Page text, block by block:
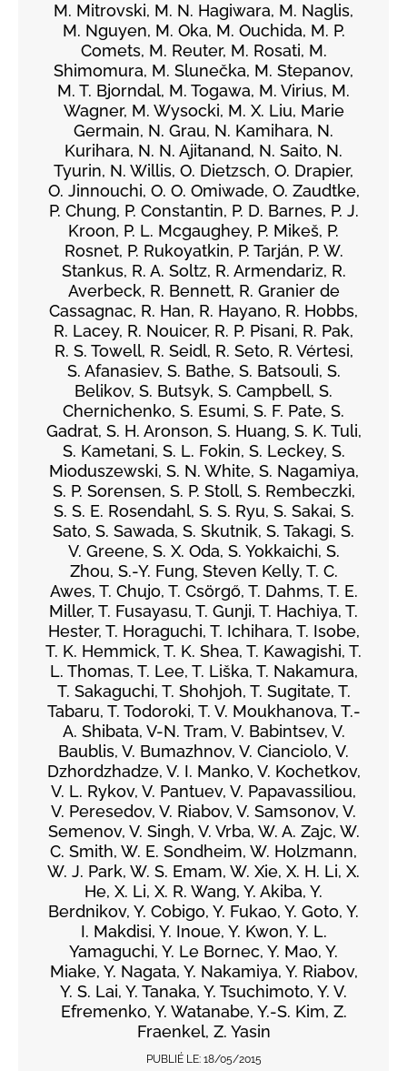
M. Mitrovski, M. N. Hagiwara, M. Naglis,
M. Nguyen, M. Oka, M. Ouchida, M. P.
Comets, M. Reuter, M. Rosati, M.
Shimomura, M. Slunečka, M. Stepanov,
M. T. Bjorndal, M. Togawa, M. Virius, M.
Wagner, M. Wysocki, M. X. Liu, Marie
Germain, N. Grau, N. Kamihara, N.
Kurihara, N. N. Ajitanand, N. Saito, N.
Tyurin, N. Willis, O. Dietzsch, O. Drapier,
O. Jinnouchi, O. O. Omiwade, O. Zaudtke,
P. Chung, P. Constantin, P. D. Barnes, P. J.
Kroon, P. L. Mcgaughey, P. Mikeš, P.
Rosnet, P. Rukoyatkin, P. Tarján, P. W.
Stankus, R. A. Soltz, R. Armendariz, R.
Averbeck, R. Bennett, R. Granier de
Cassagnac, R. Han, R. Hayano, R. Hobbs,
R. Lacey, R. Nouicer, R. P. Pisani, R. Pak,
R. S. Towell, R. Seidl, R. Seto, R. Vértesi,
S. Afanasiev, S. Bathe, S. Batsouli, S.
Belikov, S. Butsyk, S. Campbell, S.
Chernichenko, S. Esumi, S. F. Pate, S.
Gadrat, S. H. Aronson, S. Huang, S. K. Tuli,
S. Kametani, S. L. Fokin, S. Leckey, S.
Mioduszewski, S. N. White, S. Nagamiya,
S. P. Sorensen, S. P. Stoll, S. Rembeczki,
S. S. E. Rosendahl, S. S. Ryu, S. Sakai, S.
Sato, S. Sawada, S. Skutnik, S. Takagi, S.
V. Greene, S. X. Oda, S. Yokkaichi, S.
Zhou, S.-Y. Fung, Steven Kelly, T. C.
Awes, T. Chujo, T. Csörgő, T. Dahms, T. E.
Miller, T. Fusayasu, T. Gunji, T. Hachiya, T.
Hester, T. Horaguchi, T. Ichihara, T. Isobe,
T. K. Hemmick, T. K. Shea, T. Kawagishi, T.
L. Thomas, T. Lee, T. Liška, T. Nakamura,
T. Sakaguchi, T. Shohjoh, T. Sugitate, T.
Tabaru, T. Todoroki, T. V. Moukhanova, T.-
A. Shibata, V-N. Tram, V. Babintsev, V.
Baublis, V. Bumazhnov, V. Cianciolo, V.
Dzhordzhadze, V. I. Manko, V. Kochetkov,
V. L. Rykov, V. Pantuev, V. Papavassiliou,
V. Peresedov, V. Riabov, V. Samsonov, V.
Semenov, V. Singh, V. Vrba, W. A. Zajc, W.
C. Smith, W. E. Sondheim, W. Holzmann,
W. J. Park, W. S. Emam, W. Xie, X. H. Li, X.
He, X. Li, X. R. Wang, Y. Akiba, Y.
Berdnikov, Y. Cobigo, Y. Fukao, Y. Goto, Y.
I. Makdisi, Y. Inoue, Y. Kwon, Y. L.
Yamaguchi, Y. Le Bornec, Y. Mao, Y.
Miake, Y. Nagata, Y. Nakamiya, Y. Riabov,
Y. S. Lai, Y. Tanaka, Y. Tsuchimoto, Y. V.
Efremenko, Y. Watanabe, Y.-S. Kim, Z.
Fraenkel, Z. Yasin
PUBLIÉ LE: 18/05/2015